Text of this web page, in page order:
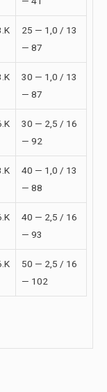
25 — 1,0 / 13
— 87
30 — 1,0 / 13
— 87
30 — 2,5 / 16
— 92
40 — 1,0 / 13
— 88
40 — 2,5 / 16
— 93
50 — 2,5 / 16
— 102